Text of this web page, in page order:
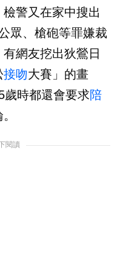
警又在家中搜出
眾、槍砲等罪嫌裁
網友挖出狄鶯日
接吻大賽」的畫
歲時都還會要求陪
閱讀